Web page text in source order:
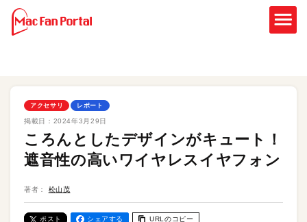
アクセサリ レポート
掲載日： 2024年3月29日
ころんとしたデザインがキュート！
遮音性の高いワイヤレスイヤフォン
著者： 松山茂
ポスト シェアする URLのコピー